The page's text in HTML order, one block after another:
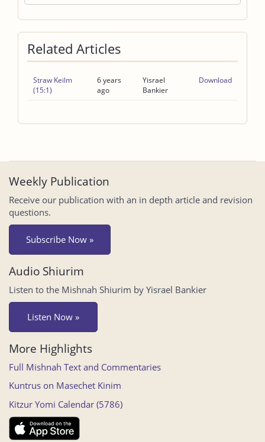
Related Articles
Straw Keilm
(15:1)
6 years
ago
Yisrael
Bankier
Download
Weekly Publication
Receive our publication with an in depth article and revision
questions.
Subscribe Now »
Audio Shiurim
Listen to the Mishnah Shiurim by Yisrael Bankier
Listen Now »
More Highlights
Full Mishnah Text and Commentaries
Kuntrus on Masechet Kinim
Kitzur Yomi Calendar (5786)